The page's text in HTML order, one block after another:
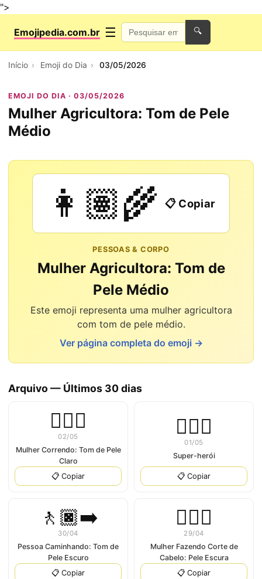
">
Emojipedia.com.br ☰ 🔍
Início Emoji do Dia 03/05/2026
EMOJI DO DIA · 03/05/2026
Mulher Agricultora: Tom de Pele
Médio
👩🏽‍🌾 📋 Copiar
PESSOAS & CORPO
Mulher Agricultora: Tom de
Pele Médio
Este emoji representa uma mulher agricultora
com tom de pele médio.
Ver página completa do emoji →
Arquivo — Últimos 30 dias
🏃🏻‍♀️
02/05
Mulher Correndo: Tom de Pele
Claro
📋 Copiar
🦸🏿‍♂
01/05
Super-herói
📋 Copiar
🚶🏿‍➡
30/04
Pessoa Caminhando: Tom de
Pele Escuro
📋 Copiar
💇🏿‍♀
29/04
Mulher Fazendo Corte de
Cabelo: Pele Escura
📋 Copiar